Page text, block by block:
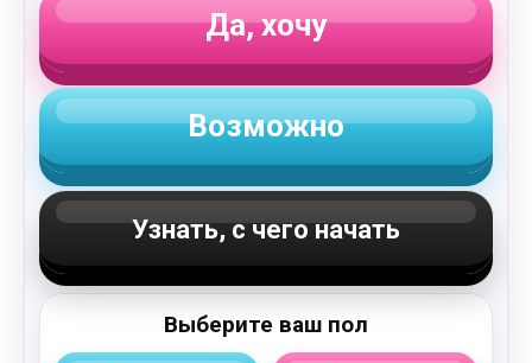
Да, хочу
Возможно
Узнать, с чего начать
Выберите ваш пол